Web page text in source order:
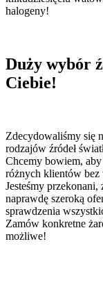
halogeny!
Duży wybór
Ciebie!
Zdecydowaliśmy się
rodzajów źródeł
Chcemy bowiem, aby
różnych klientów bez
Jesteśmy przekonani,
naprawdę szeroką
sprawdzenia
Zamów konkretne
możliwe!